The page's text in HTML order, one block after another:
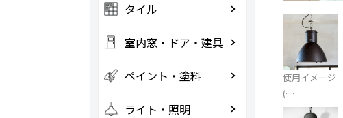
使用イメージ
(…
タイル
室内窓・ドア・建具
ペイント・塗料
ライト・照明